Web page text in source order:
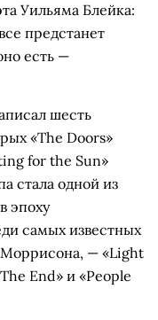
Уильяма Блейка:
предстанет
есть —
шесть
«The Doors»
for the Sun»
стала одной из
эпоху
самых известных
— «Light
End» и «People